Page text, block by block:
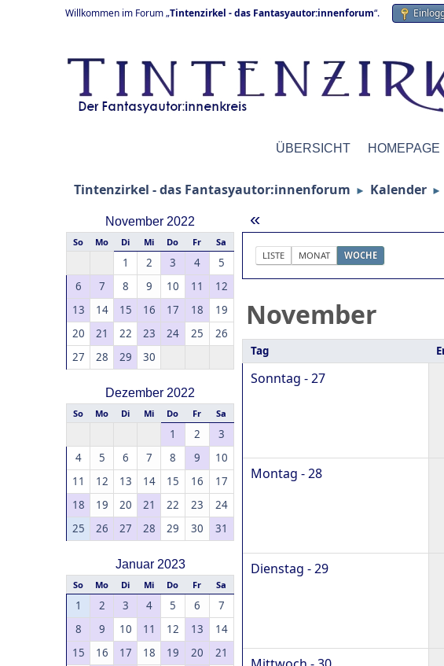
Willkommen im Forum „Tintenzirkel - das Fantasyautor:innenforum“.
ÜBERSICHT HOMEPAGE
Tintenzirkel - das Fantasyautor:innenforum ► Kalender ►
November 2022
So Mo Di Mi Do Fr Sa
1 2 3 4
5
6
7 8 9 10 11
12
13
14 15 16 17 18
19
20
21 22 23 24 25
26
27
28 29 30
Dezember 2022
So Mo Di Mi Do Fr Sa
1 2
3
4
5 6 7 8 9
10
11
12 13 14 15 16
17
18
19 20 21 22 23
24
25
26 27 28 29 30 31
Januar 2023
So Mo Di Mi Do Fr Sa
1 2 3 4 5 6
7
8
9 10 11 12 13
14
15
16 17 18 19 20
21
«
LISTE MONAT WOCHE
November
Tag
Sonntag - 27
Montag - 28
Dienstag - 29